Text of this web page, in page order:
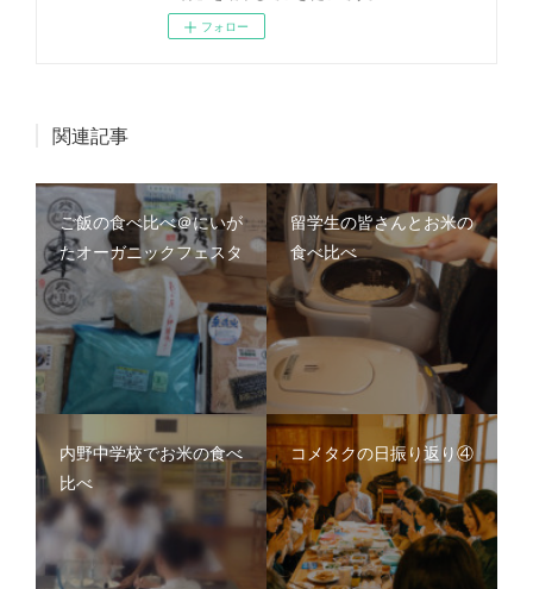
フォロー
関連記事
ご飯の食べ比べ＠にいが
たオーガニックフェスタ
留学生の皆さんとお米の
食べ比べ
内野中学校でお米の食べ
比べ
コメタクの日振り返り④